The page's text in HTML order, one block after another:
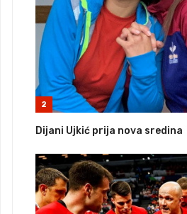
2
Dijani Ujkić prija nova sredina